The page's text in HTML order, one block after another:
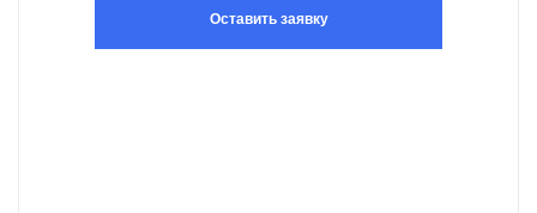
Оставить заявку